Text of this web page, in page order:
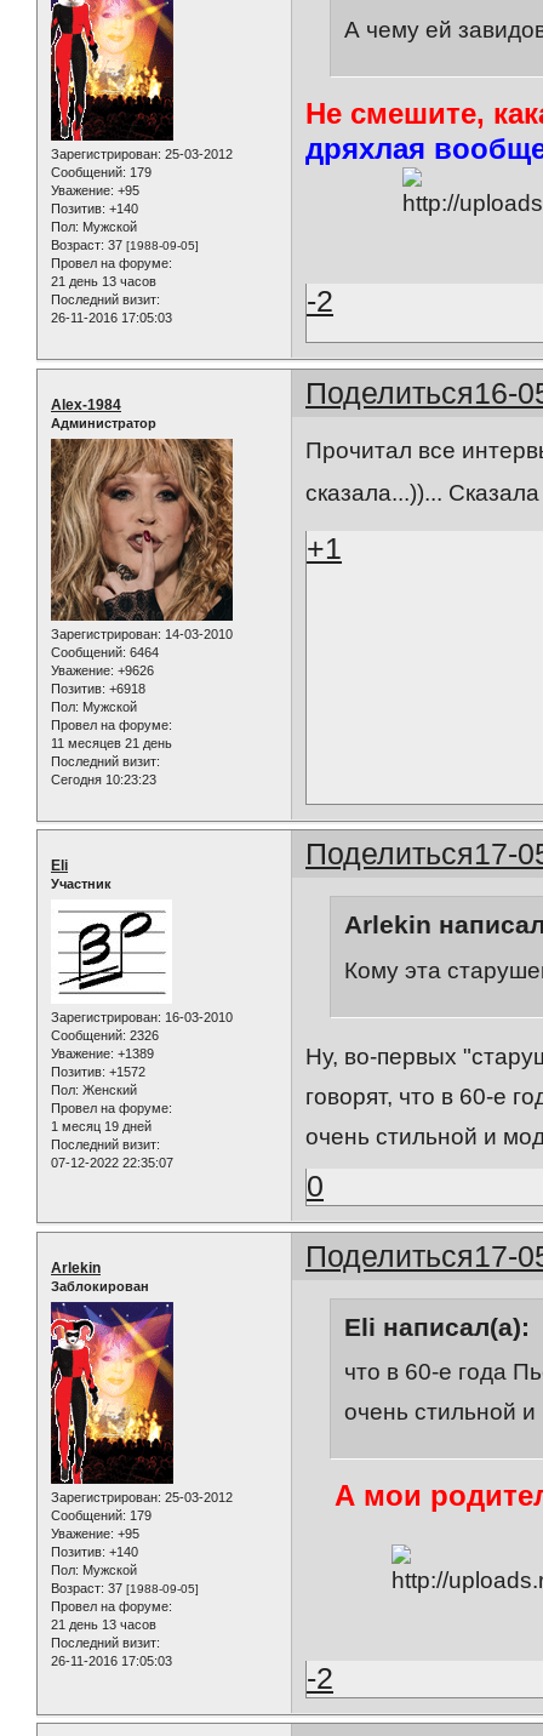
Зарегистрирован: 25-03-2012
Сообщений: 179
Уважение: +95
Позитив: +140
Пол: Мужской
Возраст: 37 [1988-09-05]
Провел на форуме:
21 день 13 часов
Последний визит:
26-11-2016 17:05:03
А чему ей
Не смешите,
дряхлая
-2
Поделиться16-
Alex-1984
Администратор
Зарегистрирован: 14-03-2010
Сообщений: 6464
Уважение: +9626
Позитив: +6918
Пол: Мужской
Провел на форуме:
11 месяцев 21 день
Последний визит:
Сегодня 10:23:23
Прочитал все
сказала...))...
+1
Поделиться17-
Eli
Участник
Зарегистрирован: 16-03-2010
Сообщений: 2326
Уважение: +1389
Позитив: +1572
Пол: Женский
Провел на форуме:
1 месяц 19 дней
Последний визит:
07-12-2022 22:35:07
Arlekin
Кому эта
Ну, во-первых
говорят, что в 60-е
очень стильной и
0
Поделиться17-
Arlekin
Заблокирован
Зарегистрирован: 25-03-2012
Сообщений: 179
Уважение: +95
Позитив: +140
Пол: Мужской
Возраст: 37 [1988-09-05]
Провел на форуме:
21 день 13 часов
Последний визит:
26-11-2016 17:05:03
Eli написал(а):
что в 60-е года
очень стильной
А мои
-2